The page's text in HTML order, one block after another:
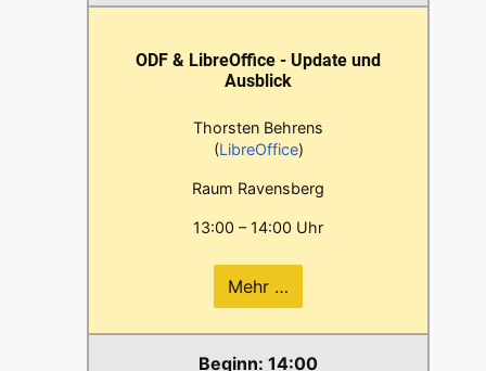
ODF & LibreOffice - Update und
Ausblick
Thorsten Behrens
(LibreOffice)
Raum Ravensberg
13:00 – 14:00 Uhr
Mehr …
14:00